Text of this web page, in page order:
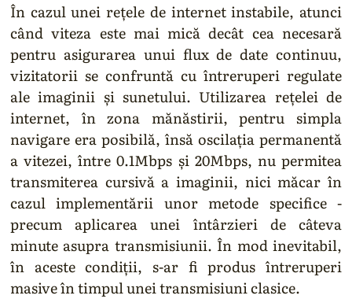
În cazul unei rețele de internet instabile, atunci
când viteza este mai mică decât cea necesară
pentru asigurarea unui flux de date continuu,
vizitatorii se confruntă cu întreruperi regulate
ale imaginii și sunetului. Utilizarea rețelei de
internet, în zona mănăstirii, pentru simpla
navigare era posibilă, însă oscilația permanentă
a vitezei, între 0.1Mbps și 20Mbps, nu permitea
transmiterea cursivă a imaginii, nici măcar în
cazul implementării unor metode specifice -
precum aplicarea unei întârzieri de câteva
minute asupra transmisiunii. În mod inevitabil,
în aceste condiții, s-ar fi produs întreruperi
masive în timpul unei transmisiuni clasice.